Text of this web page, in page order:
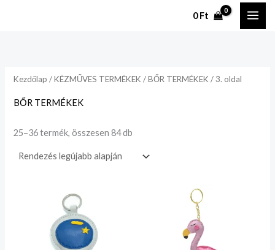
0Ft
Kezdőlap /KÉZMŰVES TERMÉKEK /BŐR TERMÉKEK / 3. oldal
BŐR TERMÉKEK
25–36 termék, összesen 84 db